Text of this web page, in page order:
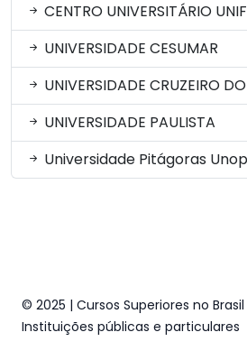
CENTRO UNIVERSITÁRIO
UNIVERSIDADE CESUMAR
UNIVERSIDADE CRUZEIRO
UNIVERSIDADE PAULISTA
Universidade Pitágoras
© 2025 | Cursos Superiores no Brasil
Instituições públicas e particulares